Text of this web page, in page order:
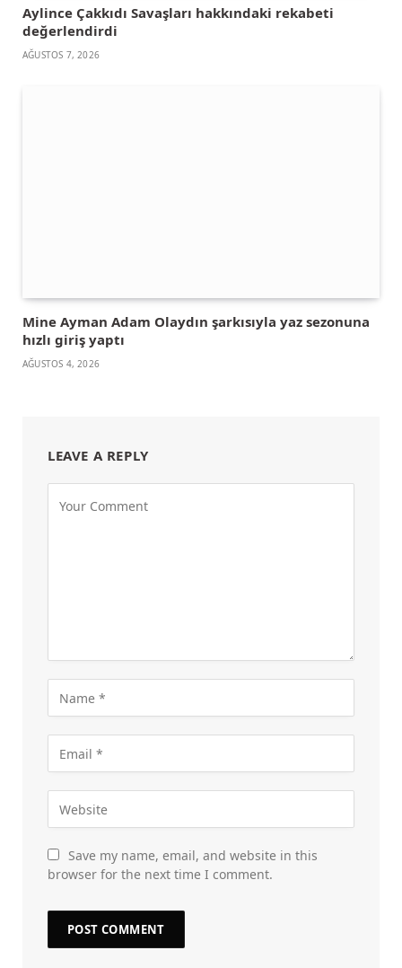
Aylince Çakkıdı Savaşları hakkındaki rekabeti
değerlendirdi
AĞUSTOS 7, 2026
Mine Ayman Adam Olaydın şarkısıyla yaz sezonuna
hızlı giriş yaptı
AĞUSTOS 4, 2026
LEAVE A REPLY
Save my name, email, and website in this
browser for the next time I comment.